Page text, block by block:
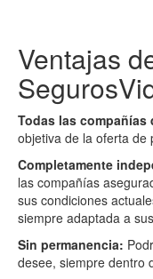
Ventajas
Todas las compañías
objetiva de la oferta de
Completamente
las compañías
sus condiciones
siempre adaptada a
Sin permanencia:
desee, siempre dentro